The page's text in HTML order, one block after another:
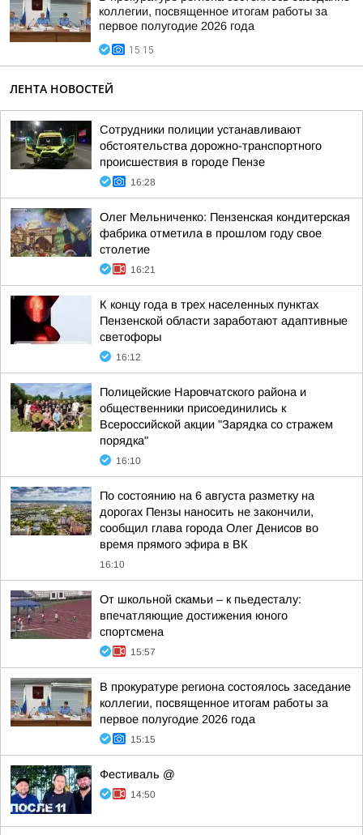
коллегии, посвященное итогам работы за
первое полугодие 2026 года
15:15
ЛЕНТА НОВОСТЕЙ
Сотрудники полиции устанавливают
обстоятельства дорожно-транспортного
происшествия в городе Пензе
16:28
Олег Мельниченко: Пензенская кондитерская
фабрика отметила в прошлом году свое
столетие
16:21
К концу года в трех населенных пунктах
Пензенской области заработают адаптивные
светофоры
16:12
Полицейские Наровчатского района и
общественники присоединились к
Всероссийской акции "Зарядка со стражем
порядка"
16:10
По состоянию на 6 августа разметку на
дорогах Пензы наносить не закончили,
сообщил глава города Олег Денисов во
время прямого эфира в ВК
16:10
От школьной скамьи – к пьедесталу:
впечатляющие достижения юного
спортсмена
15:57
В прокуратуре региона состоялось заседание
коллегии, посвященное итогам работы за
первое полугодие 2026 года
15:15
Фестиваль @
14:50